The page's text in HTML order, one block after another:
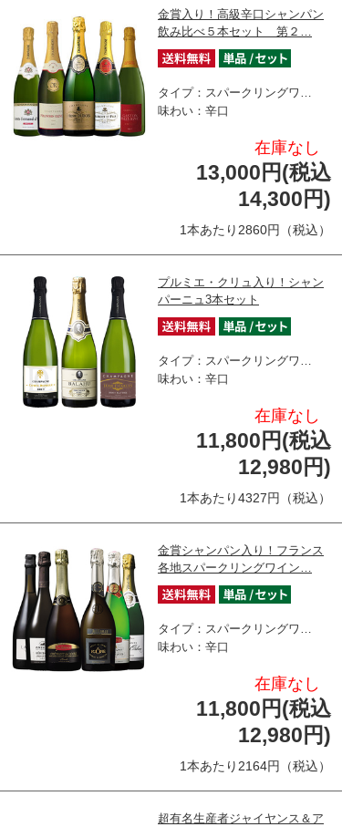
金賞入り！高級辛口シャンパン
飲み比べ５本セット 第２…
タイプ：スパークリングワ…
味わい：辛口
在庫なし
13,000円(税込
14,300円)
1本あたり2860円（税込）
プルミエ・クリュ入り！シャン
パーニュ3本セット
タイプ：スパークリングワ…
味わい：辛口
在庫なし
11,800円(税込
12,980円)
1本あたり4327円（税込）
金賞シャンパン入り！フランス
各地スパークリングワイン…
タイプ：スパークリングワ…
味わい：辛口
在庫なし
11,800円(税込
12,980円)
1本あたり2164円（税込）
超有名生産者ジャイヤンス＆ア